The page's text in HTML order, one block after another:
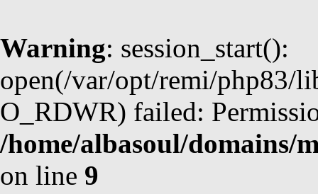
Warning: session_start():
open(/var/opt/remi/php83/
O_RDWR) failed:
/home/albasoul/domains/
on line 9